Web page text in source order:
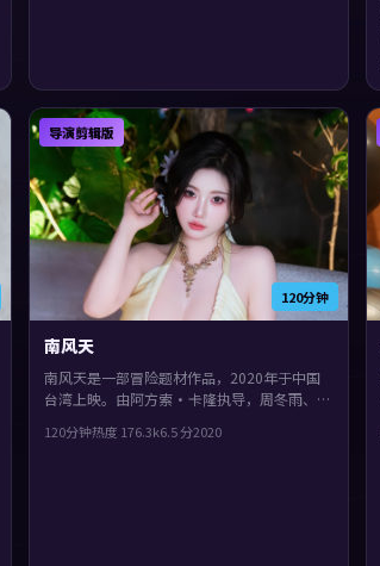
120分钟
导演剪辑版
南风天
南风天是一部冒险题材作品，2020年于中国
台湾上映。由阿方索·卡隆执导，周冬雨、杨
完整弧光，观感紧凑，值得推荐。
120分钟热度 176.3k6.5分2020